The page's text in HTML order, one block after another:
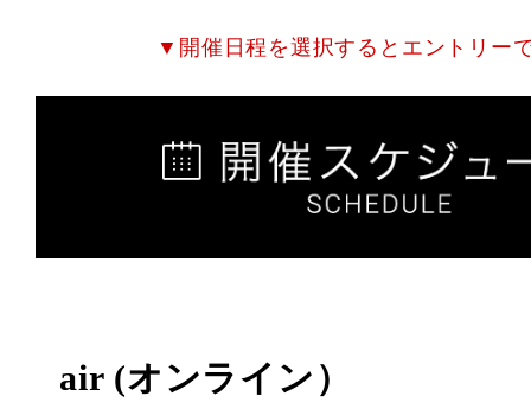
▼開催日程を選択するとエントリー
air (オンライン）